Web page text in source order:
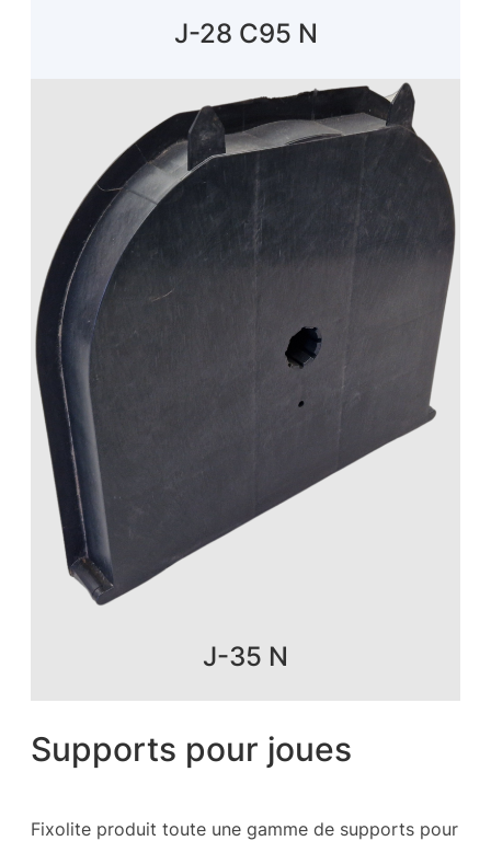
J-28 C95 N
J-35 N
Supports pour joues
Fixolite produit toute une gamme de supports pour